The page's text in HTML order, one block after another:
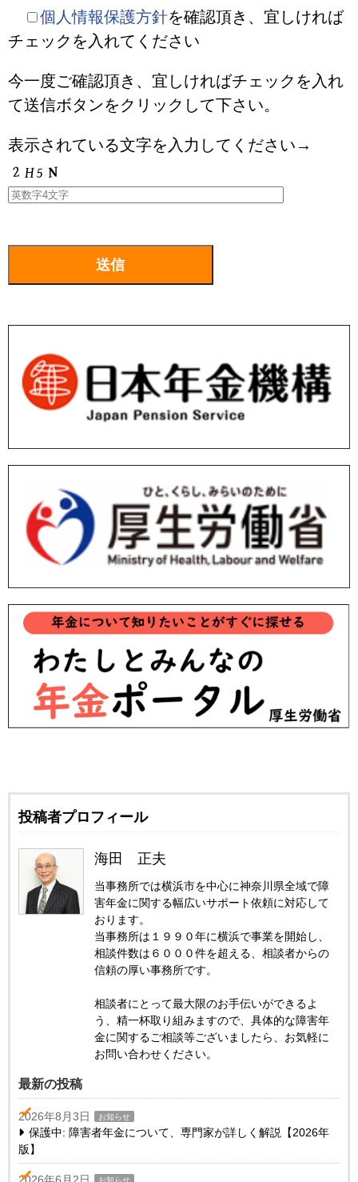
個人情報保護方針を確認頂き、宜しければ
チェックを入れてください
今一度ご確認頂き、宜しければチェックを入れ
て送信ボタンをクリックして下さい。
表示されている文字を入力してください→
投稿者プロフィール
海田 正夫
当事務所では横浜市を中心に神奈川県全域で障
害年金に関する幅広いサポート依頼に対応して
おります。
当事務所は１９９０年に横浜で事業を開始し、
相談件数は６０００件を超える、相談者からの
信頼の厚い事務所です。
相談者にとって最大限のお手伝いができるよ
う、精一杯取り組みますので、具体的な障害年
金に関するご相談等ございましたら、お気軽に
お問い合わせください。
最新の投稿
2026年8月3日 お知らせ
保護中: 障害者年金について、専門家が詳しく解説【2026年
版】
お知らせ